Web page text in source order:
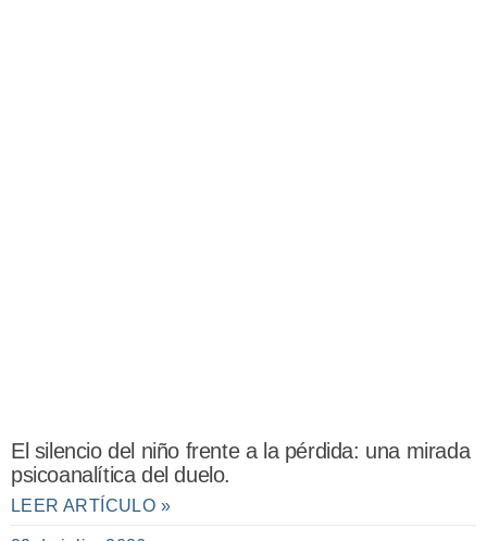
El silencio del niño frente a la pérdida: una mirada
psicoanalítica del duelo.
LEER ARTÍCULO »